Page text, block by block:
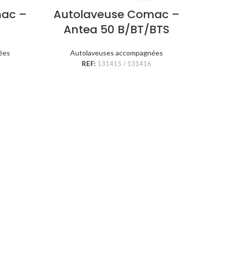
–
Autolaveuse Comac –
Antea 50 B/BT/BTS
Autolaveuses accompagnées
REF: 131415 / 131416